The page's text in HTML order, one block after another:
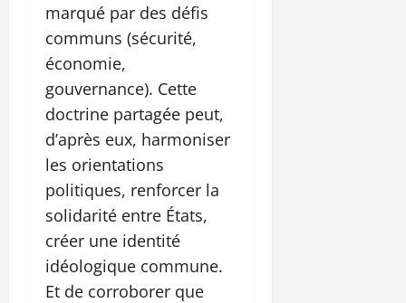
marqué par des défis
communs (sécurité,
économie,
gouvernance). Cette
doctrine partagée peut,
d’après eux, harmoniser
les orientations
politiques, renforcer la
solidarité entre États,
créer une identité
idéologique commune.
Et de corroborer que